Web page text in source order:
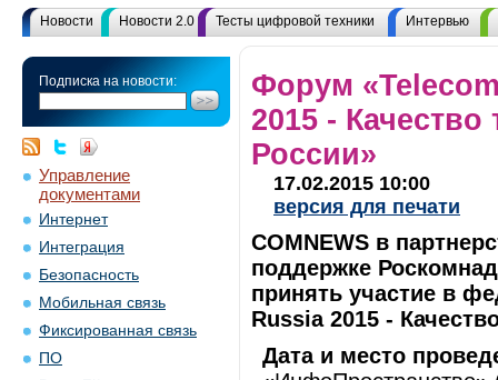
Новости Новости 2.0 Тесты цифровой техники Интервью
Подписка на новости:
Управление
документами
Интернет
Интеграция
Безопасность
Мобильная связь
Фиксированная связь
ПО
Форум
2015 -
России»
17.02.2015 10:00
версия для печати
COMNEWS в
поддержке
принять участие в
Russia 2015 -
Дата и место